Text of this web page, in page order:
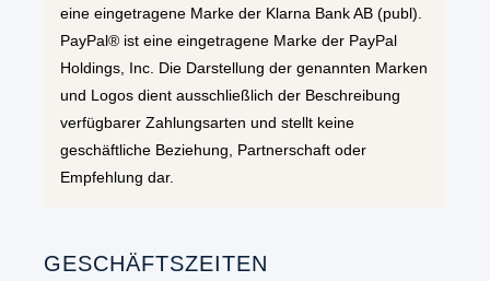
eine eingetragene Marke der Klarna Bank AB (publ).
PayPal® ist eine eingetragene Marke der PayPal
Holdings, Inc. Die Darstellung der genannten Marken
und Logos dient ausschließlich der Beschreibung
verfügbarer Zahlungsarten und stellt keine
geschäftliche Beziehung, Partnerschaft oder
Empfehlung dar.
GESCHÄFTSZEITEN